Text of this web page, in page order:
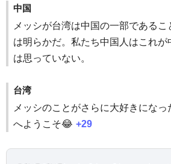
中国
メッシが台湾は中国の一部である
は明らかだ。私たち中国人はこれが
は思っていない。
台湾
メッシのことがさらに大好きにな
へようこそ😂 +29